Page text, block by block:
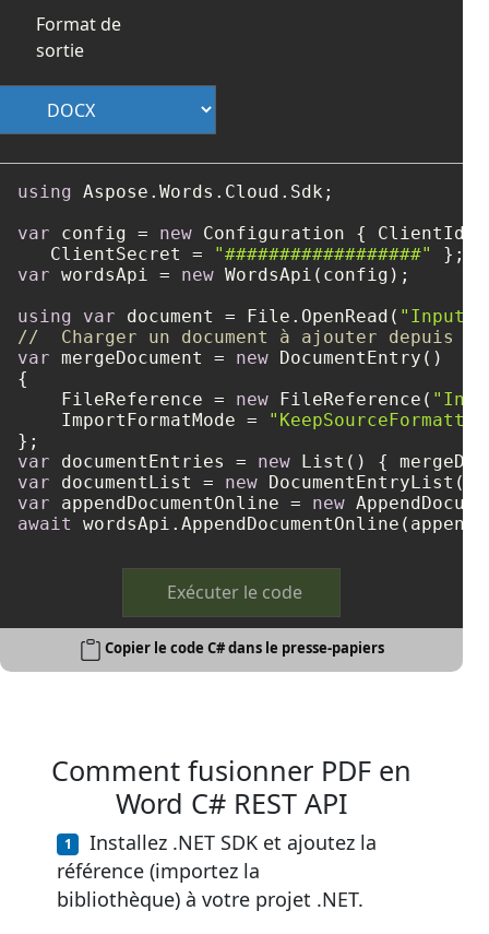
Format de
sortie
using Aspose.Words.Cloud.Sdk;
var config = new Configuration { ClientId
   ClientSecret =
"##################"
var wordsApi = new WordsApi(config);
using
var document = File.OpenRead(
//  Charger un document à ajouter depuis
var mergeDocument = new DocumentEntry()
{
    FileReference =
new FileReference(
    ImportFormatMode =
var documentEntries = new
var documentList = new
var appendDocumentOnline = new
await
Exécuter le code
Copier le code C# dans le presse-papiers
Comment fusionner PDF en
Word C# REST API
Installez .NET SDK et ajoutez la
référence (importez la
bibliothèque) à votre projet .NET.